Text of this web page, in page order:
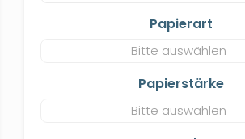
Papierart
Bitte auswählen
Papierstärke
Bitte auswählen